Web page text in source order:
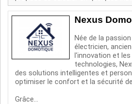
Nexus
Née de la
électricien,
l'innovation et
technologies,
des solutions intelligentes et
optimiser le confort et la sécurité
Grâce...